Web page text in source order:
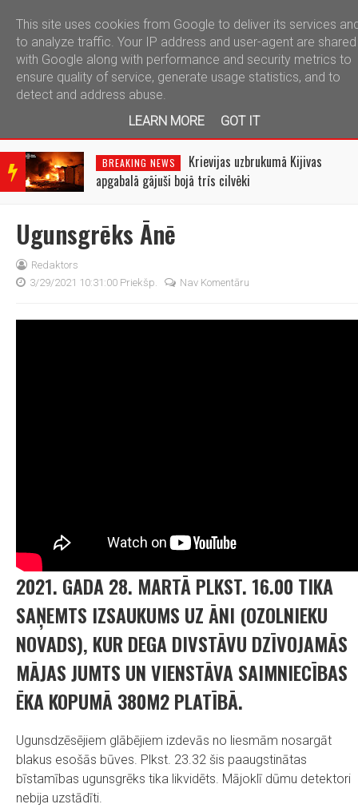
telegram
BRE
AKIN
NEW
BREAKING NEWS
Krievijas uzbrukumā Kijivas
apgabalā gājuši bojā trīs cilvēki
Ugunsgrēks Ānē
Redaktors
3/29/2021 10:31:00 Priekšp.
Nav Komentāru
2021. GADA 28. MARTĀ PLKST. 16.00 TIKA
SAŅEMTS IZSAUKUMS UZ ĀNI (OZOLNIEKU
NOVADS), KUR DEGA DIVSTĀVU DZĪVOJAMĀS
MĀJAS JUMTS UN VIENSTĀVA SAIMNIECĪBAS
ĒKA KOPUMĀ 380M2 PLATĪBĀ.
Ugunsdzēsējiem glābējiem izdevās no liesmām nosargāt
blakus esošās būves. Plkst. 23.32 šis paaugstinātas
bīstamības ugunsgrēks tika likvidēts. Mājoklī dūmu detektori
nebija uzstādīti.
This site uses cookies from Google to deliver its services
to analyze traffic. Your IP address and user-agent are shared
with Google along with performance and security metrics to
ensure quality of service, generate usage statistics, and to
detect and address abuse.
LEARN MORE
GOT IT